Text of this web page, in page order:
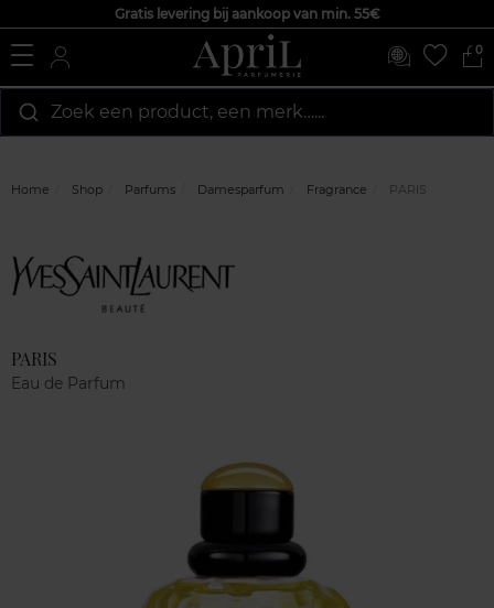
Gratis levering bij aankoop van min. 55€
0
Zoek een product, een merk…...
Home Shop Parfums Damesparfum Fragrance PARIS
PARIS
Eau de Parfum